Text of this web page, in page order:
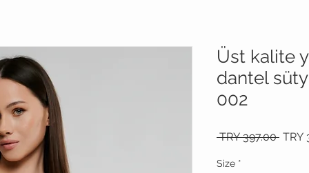
Üst kalite
dantel
002
TRY 397.00 TRY
Size *